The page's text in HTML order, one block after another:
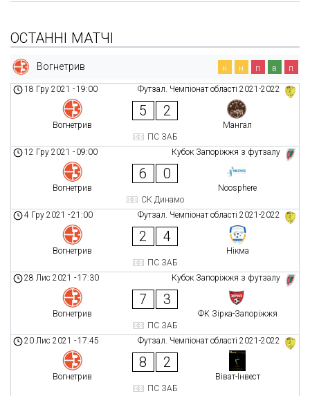
ОСТАННІ МАТЧІ
Вогнетрив н н п в п
Футзал. Чемпіонат області 2021-2022
18 Гру 2021 -19:00
Вогнетрив
5 2
Мангал
ПС ЗАБ
Кубок Запоріжжя з футзалу
12 Гру 2021 - 09:00
Вогнетрив
6 0
Noosphere
СК Динамо
Футзал. Чемпіонат області 2021-2022
4 Гру 2021 -21:00
Вогнетрив
2 4
Нікма
ПС ЗАБ
Кубок Запоріжжя з футзалу
28 Лис 2021 -17:30
Вогнетрив
7 3
ФК Зірка-Запоріжжя
ПС ЗАБ
Футзал. Чемпіонат області 2021-2022
20 Лис 2021 -17:45
Вогнетрив
8 2
Віват-Інвест
ПС ЗАБ